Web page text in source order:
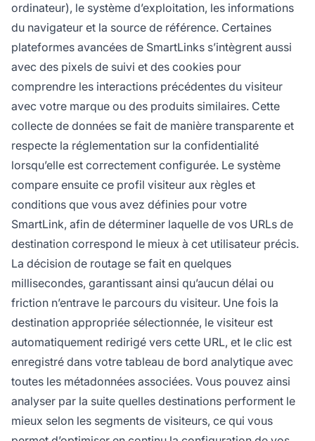
ordinateur), le système d’exploitation, les informations
du navigateur et la source de référence. Certaines
plateformes avancées de SmartLinks s’intègrent aussi
avec des pixels de suivi et des cookies pour
comprendre les interactions précédentes du visiteur
avec votre marque ou des produits similaires. Cette
collecte de données se fait de manière transparente et
respecte la réglementation sur la confidentialité
lorsqu’elle est correctement configurée. Le système
compare ensuite ce profil visiteur aux règles et
conditions que vous avez définies pour votre
SmartLink, afin de déterminer laquelle de vos URLs de
destination correspond le mieux à cet utilisateur précis.
La décision de routage se fait en quelques
millisecondes, garantissant ainsi qu’aucun délai ou
friction n’entrave le parcours du visiteur. Une fois la
destination appropriée sélectionnée, le visiteur est
automatiquement redirigé vers cette URL, et le clic est
enregistré dans votre tableau de bord analytique avec
toutes les métadonnées associées. Vous pouvez ainsi
analyser par la suite quelles destinations performent le
mieux selon les segments de visiteurs, ce qui vous